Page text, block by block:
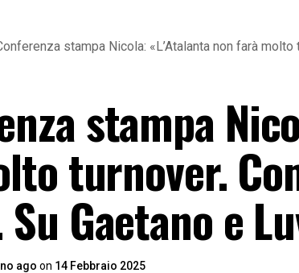
stampa Nicola: «L’Atalanta non farà
stampa
turnover.
Gaetano e
ago on 14 Febbraio 2025